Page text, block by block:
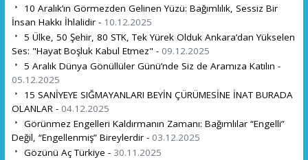
10 Aralık’ın Görmezden Gelinen Yüzü: Bağımlılık, Sessiz Bir
İnsan Hakkı İhlalidir - 10.12.2025
5 Ülke, 50 Şehir, 80 STK, Tek Yürek Olduk Ankara’dan Yükselen
Ses: "Hayat Boşluk Kabul Etmez" - 09.12.2025
5 Aralık Dünya Gönüllüler Günü’nde Siz de Aramıza Katılın -
05.12.2025
15 SANİYEYE SIĞMAYANLAR! BEYİN ÇÜRÜMESİNE İNAT BURADA
OLANLAR - 04.12.2025
Görünmez Engelleri Kaldırmanın Zamanı: Bağımlılar “Engelli”
Değil, “Engellenmiş” Bireylerdir - 03.12.2025
Gözünü Aç Türkiye - 30.11.2025